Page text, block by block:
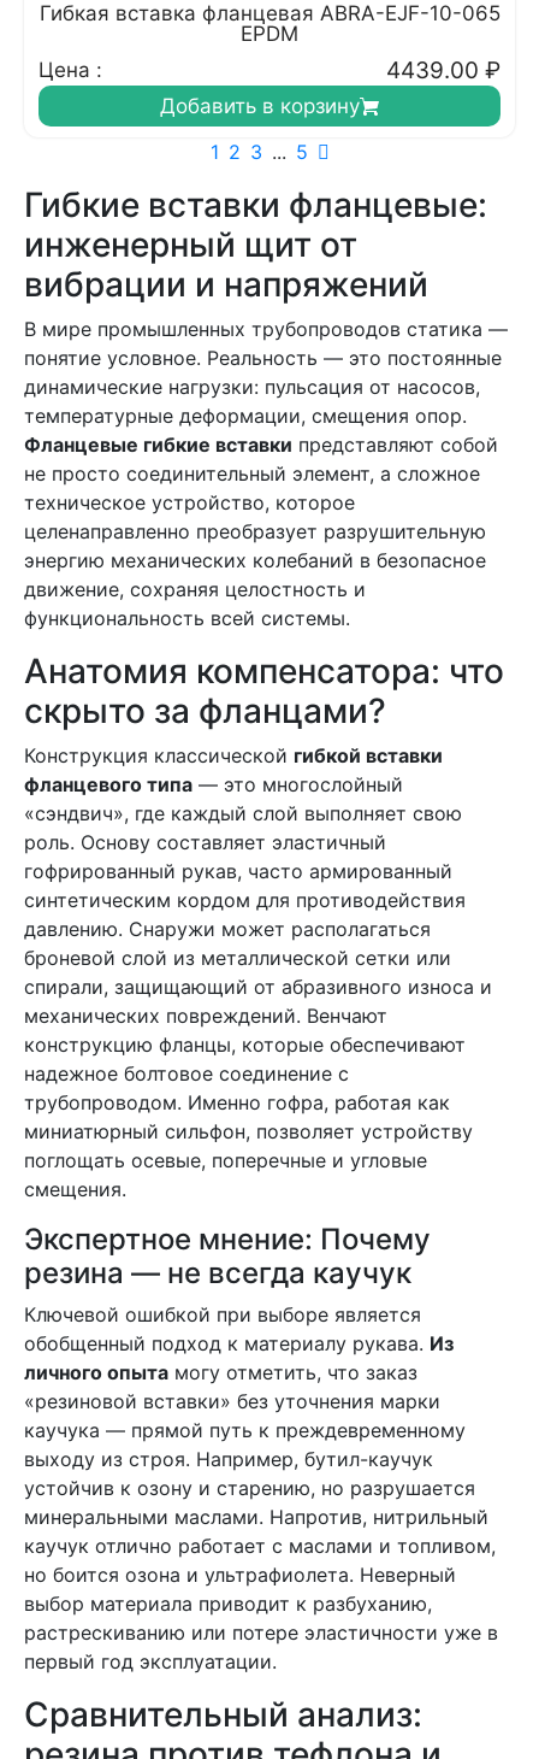
Гибкая вставка фланцевая ABRA-EJF-10-065
EPDM
Цена :
4439.00 ₽
Добавить в корзину
1 2 3 ... 5
Гибкие вставки фланцевые:
инженерный щит от
вибрации и напряжений
В мире промышленных трубопроводов статика —
понятие условное. Реальность — это постоянные
динамические нагрузки: пульсация от насосов,
температурные деформации, смещения опор.
Фланцевые гибкие вставки представляют собой
не просто соединительный элемент, а сложное
техническое устройство, которое
целенаправленно преобразует разрушительную
энергию механических колебаний в безопасное
движение, сохраняя целостность и
функциональность всей системы.
Анатомия компенсатора: что
скрыто за фланцами?
Конструкция классической гибкой вставки
фланцевого типа — это многослойный
«сэндвич», где каждый слой выполняет свою
роль. Основу составляет эластичный
гофрированный рукав, часто армированный
синтетическим кордом для противодействия
давлению. Снаружи может располагаться
броневой слой из металлической сетки или
спирали, защищающий от абразивного износа и
механических повреждений. Венчают
конструкцию фланцы, которые обеспечивают
надежное болтовое соединение с
трубопроводом. Именно гофра, работая как
миниатюрный сильфон, позволяет устройству
поглощать осевые, поперечные и угловые
смещения.
Экспертное мнение: Почему
резина — не всегда каучук
Ключевой ошибкой при выборе является
обобщенный подход к материалу рукава. Из
личного опыта могу отметить, что заказ
«резиновой вставки» без уточнения марки
каучука — прямой путь к преждевременному
выходу из строя. Например, бутил-каучук
устойчив к озону и старению, но разрушается
минеральными маслами. Напротив, нитрильный
каучук отлично работает с маслами и топливом,
но боится озона и ультрафиолета. Неверный
выбор материала приводит к разбуханию,
растрескиванию или потере эластичности уже в
первый год эксплуатации.
Сравнительный анализ: